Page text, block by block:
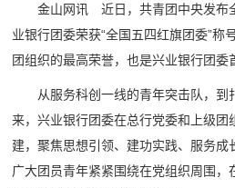
金山网讯 近日，共青团中央发布
业银行团委荣获“全国五四红旗团委”称
团组织的最高荣誉，也是兴业银行团委
从服务科创一线的青年突击队，
来，兴业银行团委在总行党委和上级团
建，聚焦思想引领、建功实践、服务
广大团员青年紧紧围绕在党组织周围